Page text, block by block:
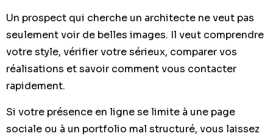
Un prospect qui cherche un architecte ne veut pas
seulement voir de belles images. Il veut comprendre
votre style, vérifier votre sérieux, comparer vos
réalisations et savoir comment vous contacter
rapidement.
Si votre présence en ligne se limite à une page
sociale ou à un portfolio mal structuré, vous laissez